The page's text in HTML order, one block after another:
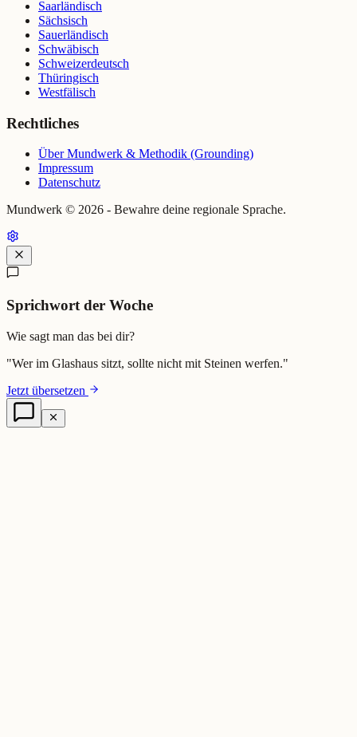
Saarländisch
Sächsisch
Sauerländisch
Schwäbisch
Schweizerdeutsch
Thüringisch
Westfälisch
Rechtliches
Über Mundwerk & Methodik (Grounding)
Impressum
Datenschutz
Mundwerk © 2026 - Bewahre deine regionale Sprache.
Sprichwort der Woche
Wie sagt man das bei dir?
"Wer im Glashaus sitzt, sollte nicht mit Steinen werfen."
Jetzt übersetzen